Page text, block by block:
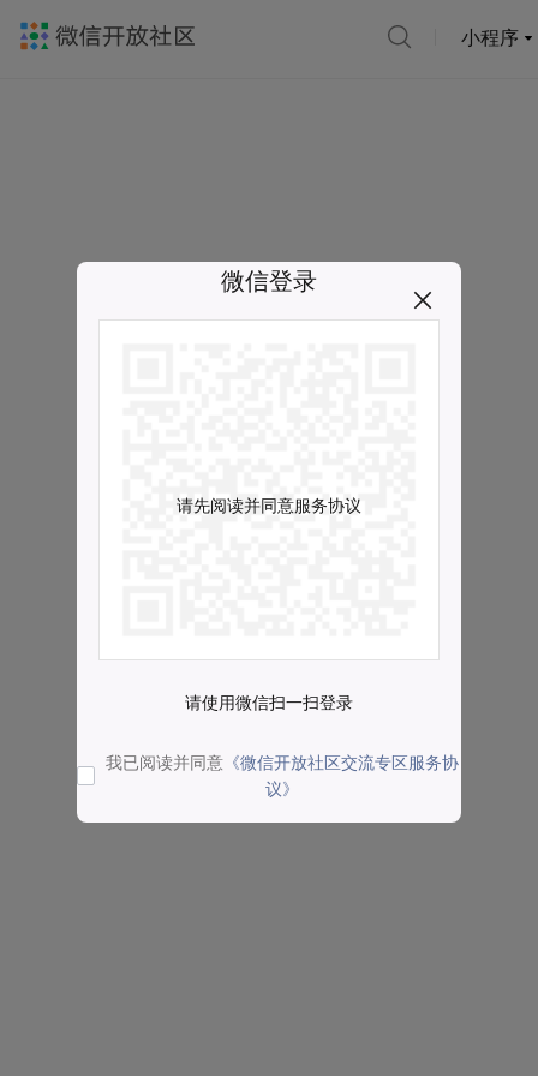
小程序
微信登录
请先阅读并同意服务协议
请使用微信扫一扫登录
我已阅读并同意 《微信开放社区交流专区服务协
议》